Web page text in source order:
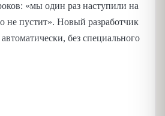
«мы один раз наступили на
не пустит». Новый разработчик
без специального